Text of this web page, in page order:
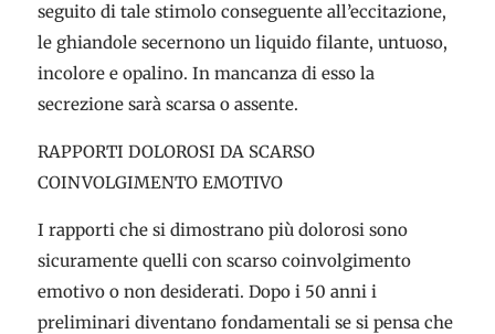
seguito di tale stimolo conseguente all’eccitazione,
le ghiandole secernono un liquido filante, untuoso,
incolore e opalino. In mancanza di esso la
secrezione sarà scarsa o assente.
RAPPORTI DOLOROSI DA SCARSO
COINVOLGIMENTO EMOTIVO
I rapporti che si dimostrano più dolorosi sono
sicuramente quelli con scarso coinvolgimento
emotivo o non desiderati. Dopo i 50 anni i
preliminari diventano fondamentali se si pensa che